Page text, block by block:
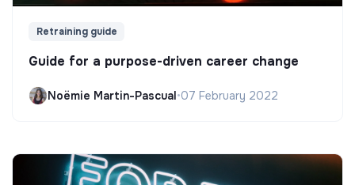
Retraining guide
Guide for a purpose-driven career change
Noëmie Martin-Pascual•07 February 2022